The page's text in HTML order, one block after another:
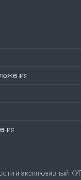
и эксклюзивный